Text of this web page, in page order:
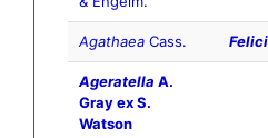
Agathaea Cass.
Ageratella A.
Gray ex S.
Watson